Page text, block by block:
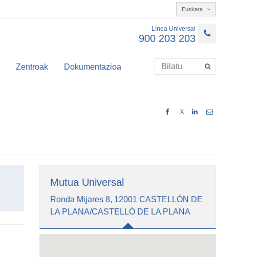
Euskara
Línea Universal
900 203 203
Zentroak Dokumentazioa
X
Mutua Universal
Ronda Mijares 8, 12001 CASTELLÓN DE
LA PLANA/CASTELLÓ DE LA PLANA